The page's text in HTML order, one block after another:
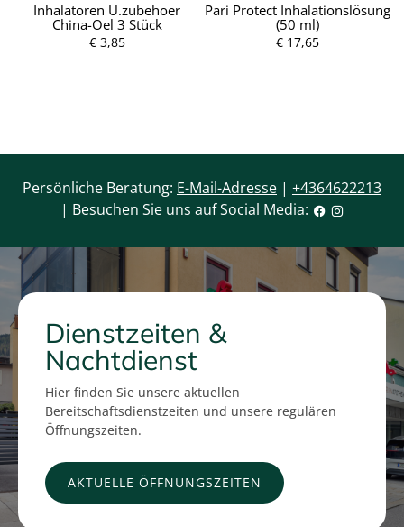
Inhalatoren U.zubehoer
China-Oel 3 Stück
€ 3,85
Pari Protect Inhalationslösung
(50 ml)
€ 17,65
Persönliche Beratung: E-Mail-Adresse | +4364622213
| Besuchen Sie uns auf Social Media:
Dienstzeiten &
Nachtdienst
Hier finden Sie unsere aktuellen
Bereitschaftsdienstzeiten und unsere regulären
Öffnungszeiten.
AKTUELLE ÖFFNUNGSZEITEN